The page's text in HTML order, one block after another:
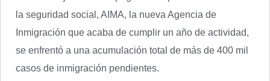
la seguridad social, AIMA, la nueva Agencia de
Inmigración que acaba de cumplir un año de actividad,
se enfrentó a una acumulación total de más de 400 mil
casos de inmigración pendientes.